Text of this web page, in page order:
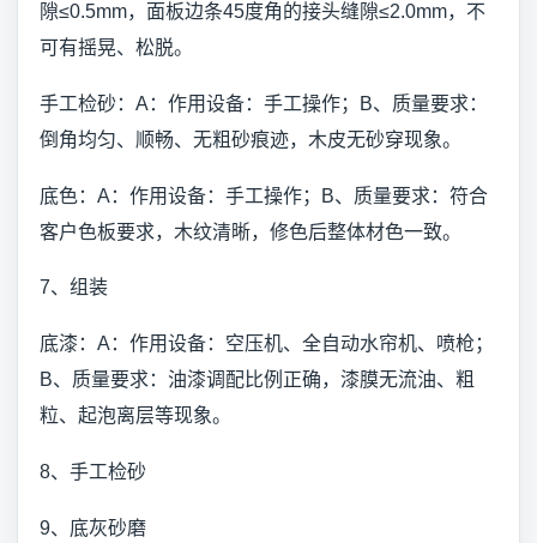
隙≤0.5mm，面板边条45度角的接头缝隙≤2.0mm，不
可有摇晃、松脱。
手工检砂：A：作用设备：手工操作；B、质量要求：
倒角均匀、顺畅、无粗砂痕迹，木皮无砂穿现象。
底色：A：作用设备：手工操作；B、质量要求：符合
客户色板要求，木纹清晰，修色后整体材色一致。
7、组装
底漆：A：作用设备：空压机、全自动水帘机、喷枪；
B、质量要求：油漆调配比例正确，漆膜无流油、粗
粒、起泡离层等现象。
8、手工检砂
9、底灰砂磨